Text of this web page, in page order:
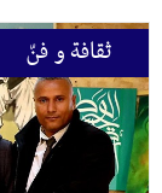
ثقافة و فنّ